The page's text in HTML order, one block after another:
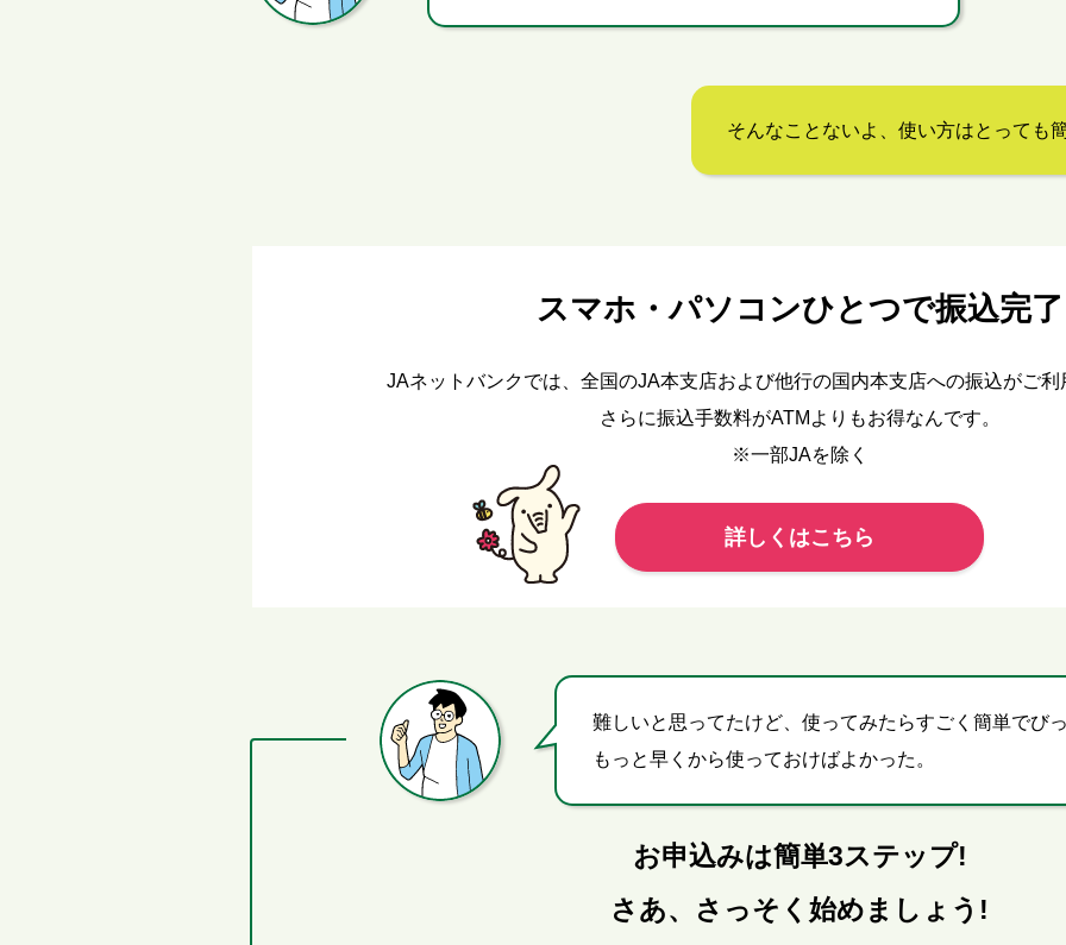
そんなことないよ、使い方はとっても
スマホ・パソコンひとつで振込完了
JAネットバンクでは、全国のJA本支店および他行の国内本支店への振込がご
さらに振込手数料がATMよりもお得なんです。
※一部JAを除く
詳しくはこちら
難しいと思ってたけど、使ってみたらすごく簡単でび
もっと早くから使っておけばよかった。
お申込みは簡単3ステップ!
さあ、さっそく始めましょう!